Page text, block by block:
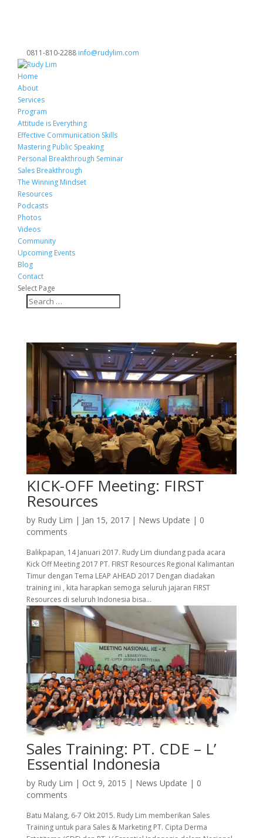
0811-810-2288 info@rudylim.com
Home
About
Services
Program
Attitude is Everything
Effective Communication Skills
Mastering Public Speaking
Personal Breakthrough Seminar
Sales Breakthrough
The Winning Mindset
Resources
Podcasts
Photos
Videos
Community
Upcoming Events
Blog
Contact
Select Page
KICK-OFF Meeting: FIRST
Resources
by Rudy Lim | Jan 15, 2017| News Update | 0
comments
Balikpapan, 14 Januari 2017. Rudy Lim diundang pada acara
Kick Off Meeting 2017 PT. FIRST Resources Regional Kalimantan
Timur dengan Tema LEAP AHEAD 2017 Dengan diadakan
training ini , kita harapkan semoga seluruh jajaran FIRST
Resources di seluruh Indonesia bisa...
Sales Training: PT. CDE – L’
Essential Indonesia
by Rudy Lim | Oct 9, 2015 | News Update | 0
comments
Batu Malang, 6-7 Okt 2015. Rudy Lim memberikan Sales
Training untuk para Sales & Marketing PT. Cipta Derma